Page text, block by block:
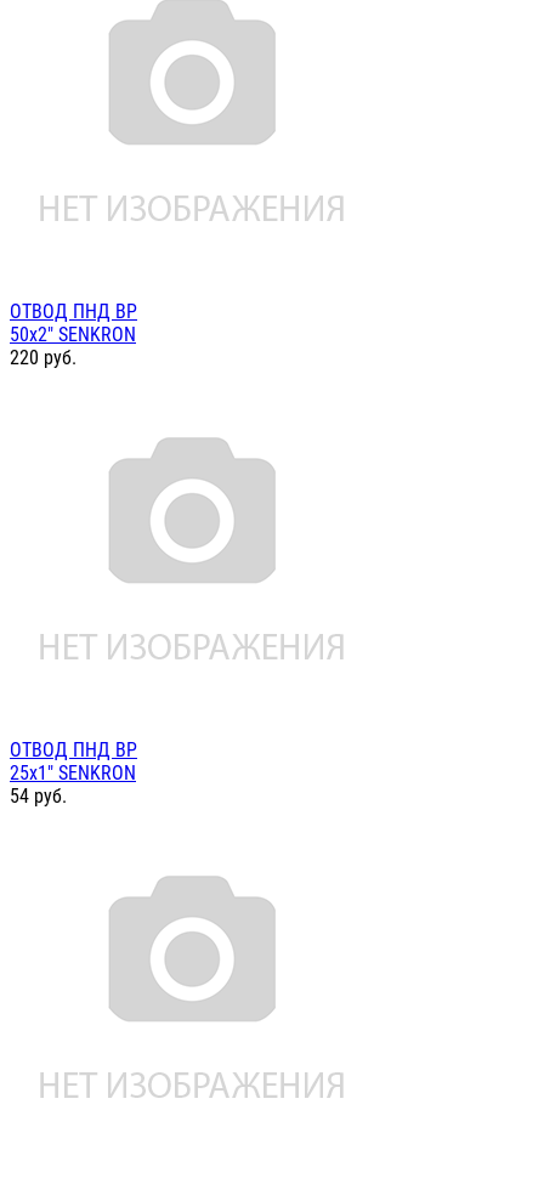
ОТВОД ПНД ВР
50х2" SENKRON
220 руб.
ОТВОД ПНД ВР
25х1" SENKRON
54 руб.